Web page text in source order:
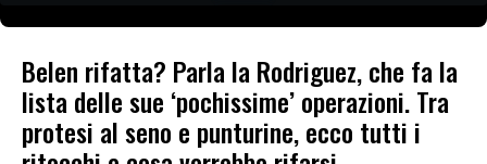
Belen rifatta? Parla la Rodriguez, che fa la
lista delle sue ‘pochissime’ operazioni. Tra
protesi al seno e punturine, ecco tutti i